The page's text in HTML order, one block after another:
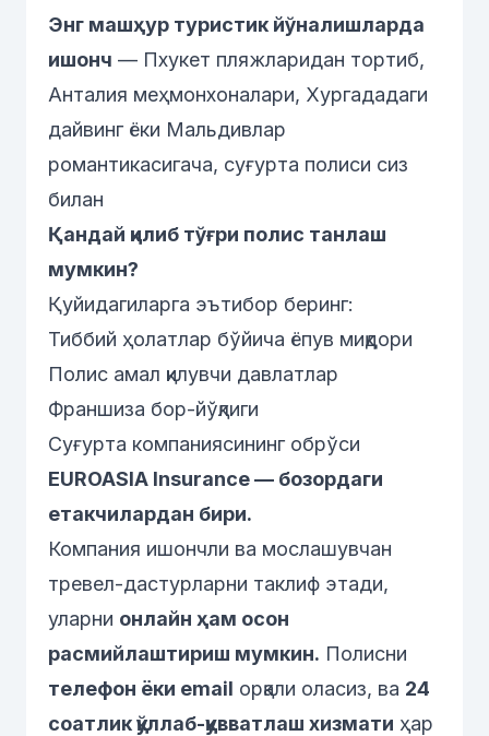
Энг машҳур туристик йўналишларда
ишонч — Пхукет пляжларидан тортиб,
Анталия меҳмонхоналари, Хургададаги
дайвинг ёки Мальдивлар
романтикасигача, суғурта полиси сиз
билан
Қандай қилиб тўғри полис танлаш
мумкин?
Қуйидагиларга эътибор беринг:
Тиббий ҳолатлар бўйича ёпув миқдори
Полис амал қилувчи давлатлар
Франшиза бор-йўқлиги
Суғурта компаниясининг обрўси
EUROASIA Insurance — бозордаги
етакчилардан бири.
Компания ишончли ва мослашувчан
тревел-дастурларни таклиф этади,
уларни онлайн ҳам осон
расмийлаштириш мумкин. Полисни
телефон ёки email орқали оласиз, ва 24
соатлик қўллаб-қувватлаш хизмати ҳар